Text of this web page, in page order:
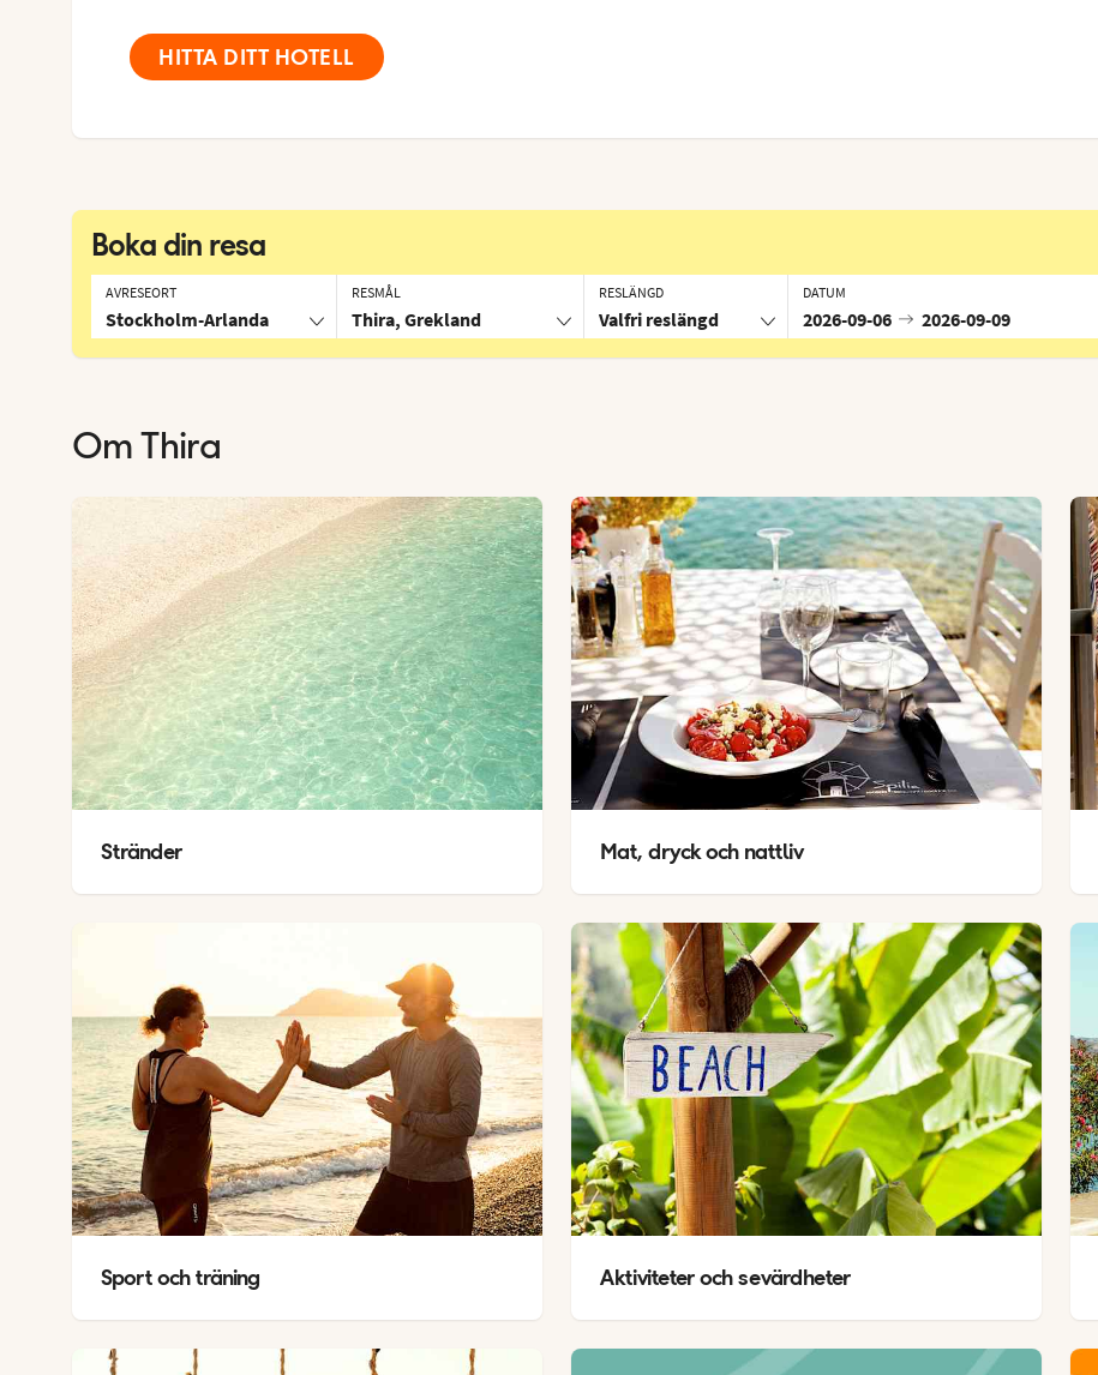
HITTA DITT HOTELL
Boka din resa
AVRESEORT
Stockholm-Arlanda
RESMÅL
Thira, Grekland
RESLÄNGD
Valfri reslängd
DATUM
2026-09-06 2026-09-09
Om Thira
Stränder Mat, dryck och nattliv
Sport och träning Aktiviteter och sevärdheter